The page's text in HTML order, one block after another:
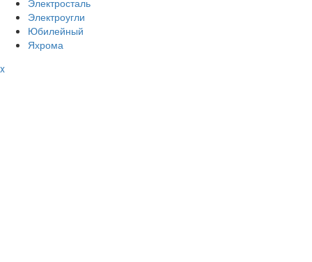
Электроугли
Юбилейный
Яхрома
x